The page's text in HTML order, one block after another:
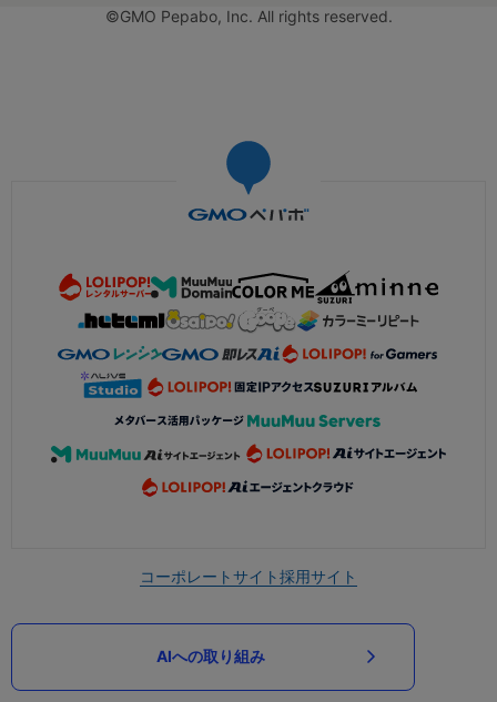
©GMO Pepabo, Inc. All rights reserved.
コーポレートサイト採用サイト
AIへの取り組み